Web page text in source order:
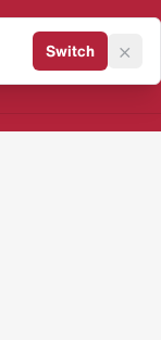
Sneaker
Switch ×